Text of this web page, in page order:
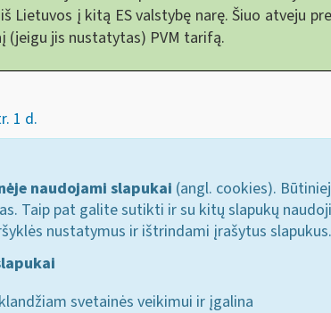
Lietuvos į kitą ES valstybę narę. Šiuo atveju
(jeigu jis nustatytas) PVM tarifą.
1 d.
naudojami slapukai (angl. cookies).
Taip pat galite sutikti ir su kitų slapukų
nustatymus ir ištrindami įrašytus
svetainės veikimui ir įgalina